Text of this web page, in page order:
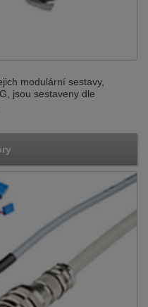
modulární sestavy,
jsou sestaveny dle